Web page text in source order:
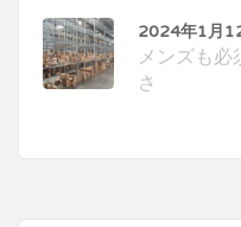
2024年1月
メンズも必
さ